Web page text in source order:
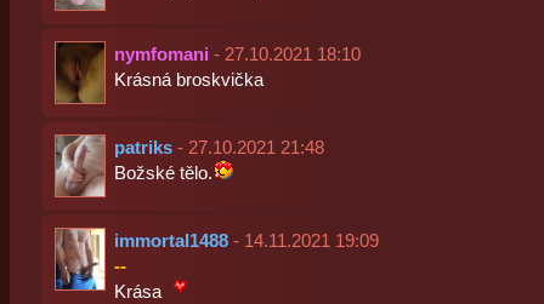
nymfomani - 27.10.2021 18:10
Krásná broskvička
patriks- 27.10.2021 21:48
Božské tělo.
immortal1488- 14.11.2021 19:09
--
Krása